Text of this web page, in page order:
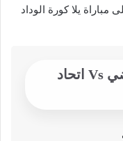
يلا كورة الوداد
بطاقة مباراة الوداد الرياضي Vs اتحاد